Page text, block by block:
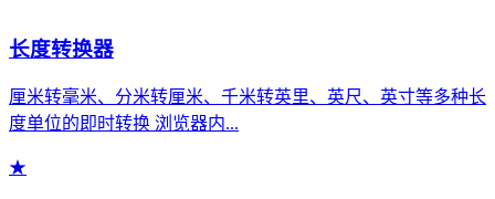
长度转换器
厘米转毫米、分米转厘米、千米转英里、英尺、英寸等多种长
度单位的即时转换 浏览器内...
★